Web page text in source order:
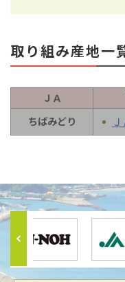
取り組み産地一
ＪＡ
ちばみどり